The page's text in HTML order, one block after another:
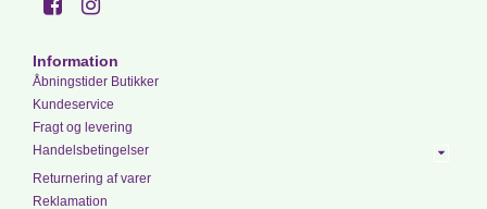
Information
Åbningstider Butikker
Kundeservice
Fragt og levering
Handelsbetingelser
Returnering af varer
Reklamation